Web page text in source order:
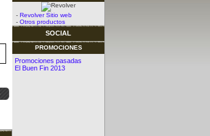
- Revolver Sitio web
- Otros productos
SOCIAL
PROMOCIONES
Promociones pasadas
El Buen Fin 2013